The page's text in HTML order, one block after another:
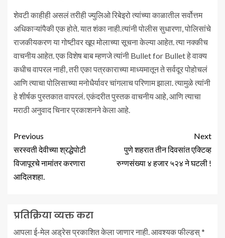
शेवटी काहीही असलं तरीही ज्युलिओ रिबेइरो त्यांच्या काळातील सर्वोत्तम
अधिकाऱ्यांपैकी एक होते. यात शंका नाही.त्यांनी पोलीस सुधारणा, पोलिसांचे
राजकीयकरण या गोष्टीवर खूप मोलाच्या सूचना केल्या आहेत. त्या नक्कीच
वाचनीय आहेत. एक विशेष बाब म्हणजे त्यांनी Bullet for Bullet हे वाक्य
कधीच वापरल नाही, तरी एका पत्रकाराच्या माध्यमातून ते सर्वदूर पोहोचलं
आणि त्याचा पोलिसाच्या मनोधैर्यावर चांगलाच परिणाम झाला. त्यामुळे त्यांनी
हे शीर्षक पुस्तकात वापरलं. एकंदरीत पुस्तक वाचनीय आहे, आणि त्याचा
मराठी अनुवाद चिनार प्रकाशनने केला आहे.
Previous
सरस्वती देवीच्या श्रद्धेपोटी
विजापूरचे नामांतर करणारा
आदिलशहा.
Next
पुणे शहरात तीन दिवसांत एक्टिव्ह
रुग्णसंख्या ४ हजार ५२४ ने घटली !
प्रतिक्रिया व्यक्त करा
आपला ई-मेल अड्रेस प्रकाशित केला जाणार नाही.आवश्यक फील्डस्*